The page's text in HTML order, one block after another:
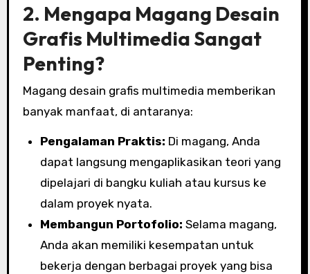
2. Mengapa Magang Desain
Grafis Multimedia Sangat
Penting?
Magang desain grafis multimedia memberikan
banyak manfaat, di antaranya:
Pengalaman Praktis: Di magang, Anda
dapat langsung mengaplikasikan teori yang
dipelajari di bangku kuliah atau kursus ke
dalam proyek nyata.
Membangun Portofolio: Selama magang,
Anda akan memiliki kesempatan untuk
bekerja dengan berbagai proyek yang bisa